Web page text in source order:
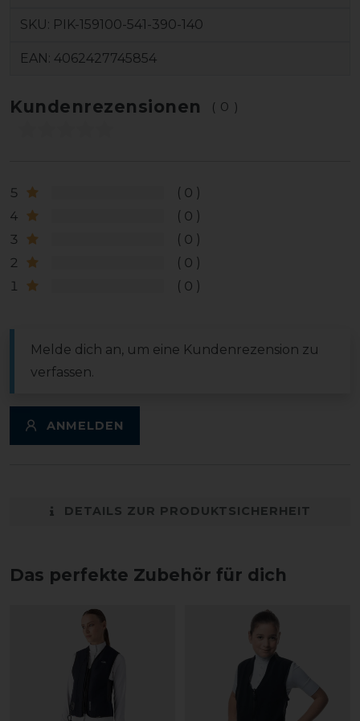
SKU: PIK-159100-541-390-140
EAN: 4062427745854
Kundenrezensionen (0)
5
0
4
0
3
0
2
0
1
0
Melde dich an, um eine Kundenrezension zu
verfassen.
ANMELDEN
DETAILS ZUR PRODUKTSICHERHEIT
Das perfekte Zubehör für dich